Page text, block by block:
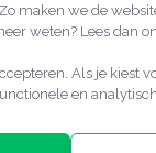
maken we de
weten? Lees dan
Als je kiest
en
Camera
€7,50